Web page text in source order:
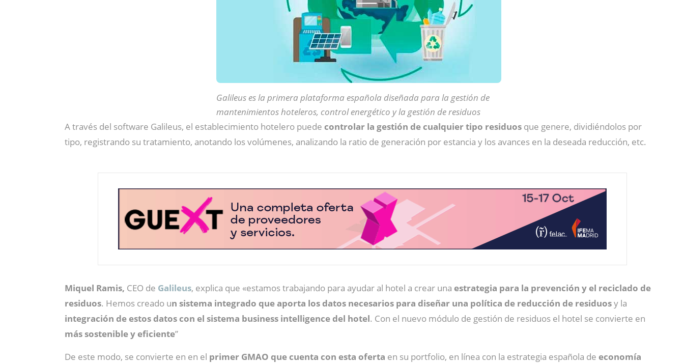
Galileus es la primera plataforma española diseñada para la gestión de
mantenimientos hoteleros, control energético y la gestión de residuos
A través del software Galileus, el establecimiento hotelero puede controlar la gestión de cualquier tipo residuos que genere, dividiéndolos por
tipo, registrando su tratamiento, anotando los volúmenes, analizando la ratio de generación por estancia y los avances en la deseada reducción, etc.
Miquel Ramis, CEO de Galileus, explica que «estamos trabajando para ayudar al hotel a crear una estrategia para la prevención y el reciclado de
residuos. Hemos creado un sistema integrado que aporta los datos necesarios para diseñar una política de reducción de residuosy la
integración de estos datos con el sistema business intelligence del hotel. Con el nuevo módulo de gestión de residuos el hotel se convierte en
más sostenible y eficiente”
De este modo, se convierte en en el primer GMAO que cuenta con esta oferta en su portfolio, en línea con la estrategia española de economía